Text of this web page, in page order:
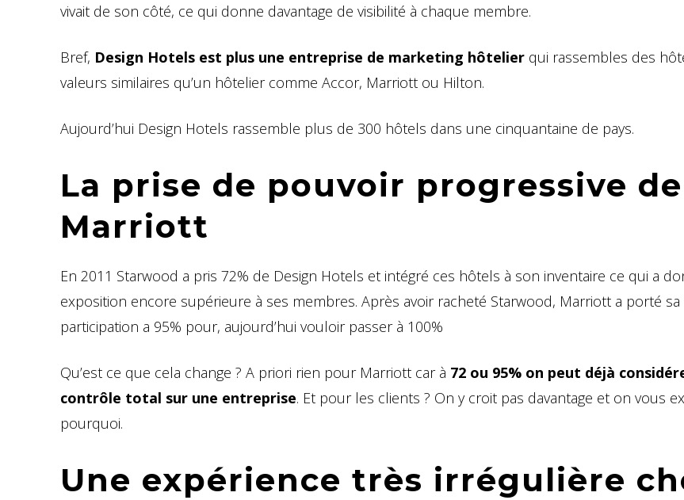
vivait de son côté, ce qui donne davantage de visibilité à chaque membre.
Bref, Design Hotels est plus une entreprise de marketing hôtelier qui rassembles des
valeurs similaires qu’un hôtelier comme Accor, Marriott ou Hilton.
Aujourd’hui Design Hotels rassemble plus de 300 hôtels dans une cinquantaine de pays.
La prise de pouvoir progressive de
Marriott
En 2011 Starwood a pris 72% de Design Hotels et intégré ces hôtels à son inventaire ce qui a
exposition encore supérieure à ses membres. Après avoir racheté Starwood, Marriott a porté sa
participation a 95% pour, aujourd’hui vouloir passer à 100%
Qu’est ce que cela change ? A priori rien pour Marriott car à 72 ou 95% on peut déjà
contrôle total sur une entreprise. Et pour les clients ? On y croit pas davantage et on vous
pourquoi.
Une expérience très irrégulière